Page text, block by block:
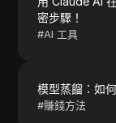
密步驟！
#AI 工具
模型蒸餾：如
#賺錢方法